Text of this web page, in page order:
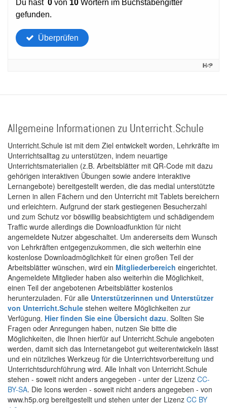
Allgemeine Informationen zu Unterricht.Schule
Unterricht.Schule ist mit dem Ziel entwickelt worden, Lehrkräfte im
Unterrichtsalltag zu unterstützen, indem neuartige
Unterrichtsmaterialien (z.B. Arbeitsblätter mit QR-Code mit dazu
gehörigen interaktiven Übungen sowie andere interaktive
Lernangebote) bereitgestellt werden, die das medial unterstützte
Lernen in allen Fächern und den Unterricht mit Tablets bereichern
und erleichtern. Aufgrund der stark gestiegenen Besucherzahl
und zum Schutz vor böswillig beabsichtigtem und schädigendem
Traffic wurde allerdings die Downloadfunktion für nicht
angemeldete Nutzer abgeschaltet. Um andererseits dem Wunsch
von Lehrkräften entgegenzukommen, die sich weiterhin eine
kostenlose Downloadmöglichkeit für einen großen Teil der
Arbeitsblätter wünschen, wird ein Mitgliederbereich eingerichtet.
Angemeldete Mitglieder haben also weiterhin die Möglichkeit,
einen Teil der angebotenen Arbeitsblätter kostenlos
herunterzuladen. Für alle Unterstützerinnen und Unterstützer
von Unterricht.Schule stehen weitere Möglichkeiten zur
Verfügung. Hier finden Sie eine Übersicht dazu. Sollten Sie
Fragen oder Anregungen haben, nutzen Sie bitte die
Möglichkeiten, die Ihnen hierfür auf Unterricht.Schule angeboten
werden, damit sich das Internetangebot gut weiterentwickeln lässt
und ein nützliches Werkzeug für die Unterrichtsvorbereitung und
Unterrichtsdurchführung wird. Alle Inhalt von Unterricht.Schule
stehen - soweit nicht anders angegeben - unter der Lizenz CC-
BY-SA. Die Icons werden - soweit nicht anders angegeben - von
www.h5p.org bereitgestellt und stehen unter der Lizenz CC BY